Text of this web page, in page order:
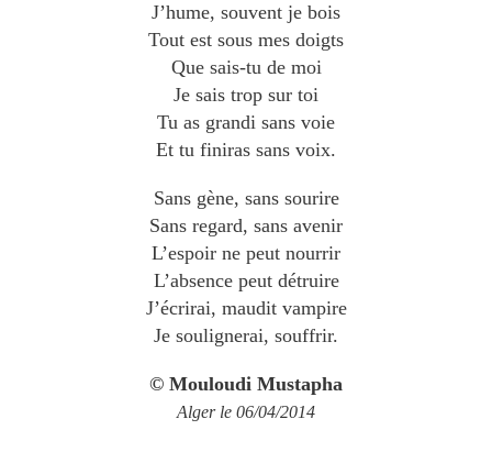
J’hume, souvent je bois
Tout est sous mes doigts
Que sais-tu de moi
Je sais trop sur toi
Tu as grandi sans voie
Et tu finiras sans voix.
Sans gène, sans sourire
Sans regard, sans avenir
L’espoir ne peut nourrir
L’absence peut détruire
J’écrirai, maudit vampire
Je soulignerai, souffrir.
© Mouloudi Mustapha
Alger le 06/04/2014